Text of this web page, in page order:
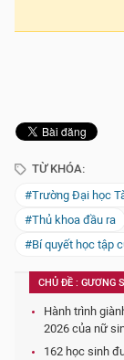
TỪ KHÓA:
#Trường Đại học
#Thủ khoa đầu ra
#Bí quyết học tập
CHỦ ĐỀ : GƯƠNG
Hành trình
2026 của nữ
162 học sinh